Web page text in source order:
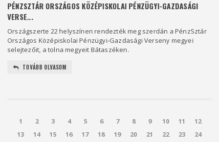
PÉNZSZTÁR ORSZÁGOS KÖZÉPISKOLAI PÉNZÜGYI-GAZDASÁGI
VERSE...
Országszerte 22 helyszínen rendezték meg szerdán a PénzSztár
Országos Középiskolai Pénzügyi-Gazdasági Verseny megyei
selejtezőit, a tolna megyeit Bátaszéken.
TOVÁBB OLVASOM
1 2 3 4 5 6 7 8 9 10 11
12
13
14 15 16 17 18 19 20 21 22 23
24